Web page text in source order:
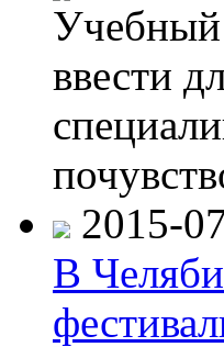
Учебный
ввести
2015-
В